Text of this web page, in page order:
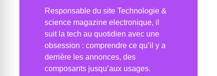
Responsable du site Technologie &
science magazine electronique, il
suit la tech au quotidien avec une
obsession : comprendre ce qu’il y a
derrière les annonces, des
composants jusqu’aux usages.